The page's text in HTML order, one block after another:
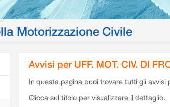
Motorizzazione Civile
Avvisi per UFF. MOT. CIV. DI
In questa pagina puoi trovare tutti gli avvisi
Clicca sul titolo per visualizzare il dettaglio.